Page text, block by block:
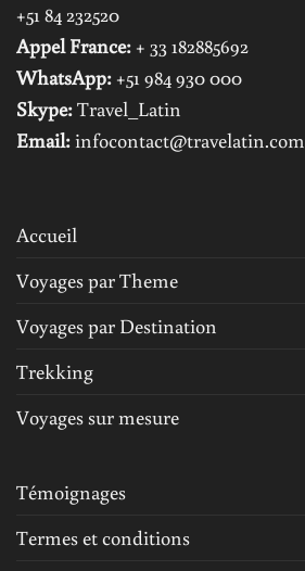
+51 84 232520
Appel France: + 33 182885692
WhatsApp: +51 984 930 000
Skype:Travel_Latin
Email:infocontact@travelatin.com
Accueil
Voyages par Theme
Voyages par Destination
Trekking
Voyages sur mesure
Témoignages
Termes et conditions